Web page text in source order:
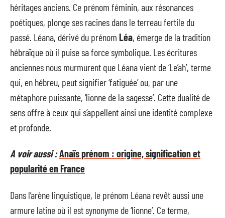
héritages anciens. Ce prénom féminin, aux résonances
poétiques, plonge ses racines dans le terreau fertile du
passé. Léana, dérivé du prénom Léa, émerge de la tradition
hébraïque où il puise sa force symbolique. Les écritures
anciennes nous murmurent que Léana vient de ‘Le’ah’, terme
qui, en hébreu, peut signifier ‘fatiguée’ ou, par une
métaphore puissante, ‘lionne de la sagesse’. Cette dualité de
sens offre à ceux qui s’appellent ainsi une identité complexe
et profonde.
A voir aussi :Anaïs prénom : origine, signification et
popularité en France
Dans l’arène linguistique, le prénom Léana revêt aussi une
armure latine où il est synonyme de ‘lionne’. Ce terme,